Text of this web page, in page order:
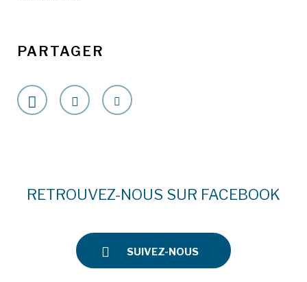
PARTAGER
RETROUVEZ-NOUS SUR FACEBOOK
SUIVEZ-NOUS